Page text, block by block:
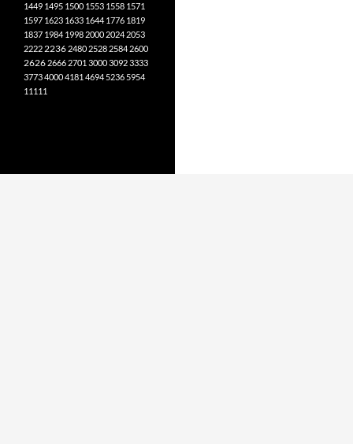
1449 1495 1500 1553 1558 1571
1597 1623 1633 1644 1776 1819
1837 1984 1998 2000 2024 2053
2222 2236 2480 2528 2584 2600
2626 2666 2701 300030923333
377340004181 4694 5236 5954
11111